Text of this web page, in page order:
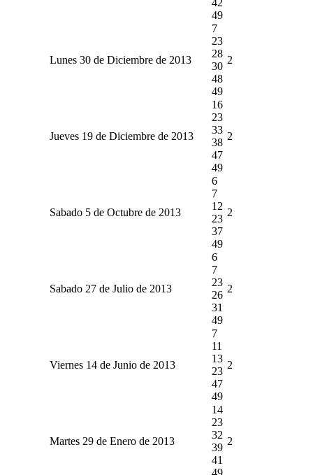
49
Lunes 30 de Diciembre de 2013
7
23
28
30
48
49
2
Jueves 19 de Diciembre de 2013
16
23
33
38
47
49
2
Sabado 5 de Octubre de 2013
6
7
12
23
37
49
2
Sabado 27 de Julio de 2013
6
7
23
26
31
49
2
Viernes 14 de Junio de 2013
7
11
13
23
47
49
2
Martes 29 de Enero de 2013
14
23
32
39
41
49
2